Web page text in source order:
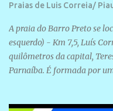
Praias de Luis Correia/
A praia do Barro Preto se
esquerdo) - Km 7,5, Luís
quilômetros da capital,
Parnaíba. É formada por